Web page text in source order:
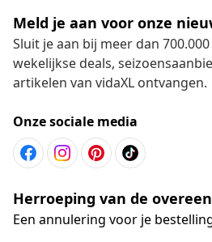
Meld je aan voor onze
Sluit je aan bij meer dan
wekelijkse deals,
artikelen van vidaXL ontvangen.
Onze sociale media
Herroeping van de
Een annulering voor je